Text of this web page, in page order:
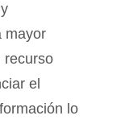
mayor
recurso
el
lo